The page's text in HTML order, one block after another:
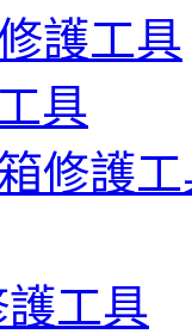
護工具
具
修護
工具